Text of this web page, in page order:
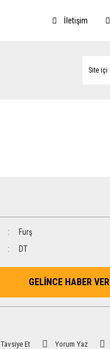
İletişim
Furş
DT
GELİNCE HABER VER
Tavsiye Et Yorum Yaz